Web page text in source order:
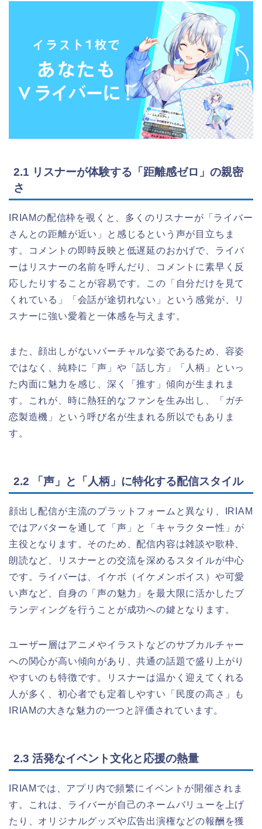
2.1 リスナーが体験する「距離感ゼロ」の親密
さ
IRIAMの配信枠を覗くと、多くのリスナーが「ライバー
さんとの距離が近い」と感じるという声が目立ちま
す。コメントの即時反映と低遅延のおかげで、ライバ
ーはリスナーの名前を呼んだり、コメントに素早く反
応したりすることが容易です。この「自分だけを見て
くれている」「会話が途切れない」という感覚が、リ
スナーに強い愛着と一体感を与えます。
また、顔出しがないバーチャルな姿であるため、容姿
ではなく、純粋に「声」や「話し方」「人柄」といっ
た内面に魅力を感じ、深く「推す」傾向が生まれま
す。これが、時に熱狂的なファンを生み出し、「ガチ
恋製造機」という呼び名が生まれる所以でもありま
す。
2.2 「声」と「人柄」に特化する配信スタイル
顔出し配信が主流のプラットフォームと異なり、IRIAM
ではアバターを通して「声」と「キャラクター性」が
主役となります。そのため、配信内容は雑談や歌枠、
朗読など、リスナーとの交流を深めるスタイルが中心
です。ライバーは、イケボ（イケメンボイス）や可愛
い声など、自身の「声の魅力」を最大限に活かしたブ
ランディングを行うことが成功への鍵となります。
ユーザー層はアニメやイラストなどのサブカルチャー
への関心が高い傾向があり、共通の話題で盛り上がり
やすいのも特徴です。リスナーは温かく迎えてくれる
人が多く、初心者でも定着しやすい「民度の高さ」も
IRIAMの大きな魅力の一つと評価されています。
2.3 活発なイベント文化と応援の熱量
IRIAMでは、アプリ内で頻繁にイベントが開催されま
す。これは、ライバーが自己のネームバリューを上げ
たり、オリジナルグッズや広告出演権などの報酬を獲